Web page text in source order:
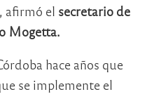
afirmó el secretario de
Mogetta.
hace años que
se implemente el